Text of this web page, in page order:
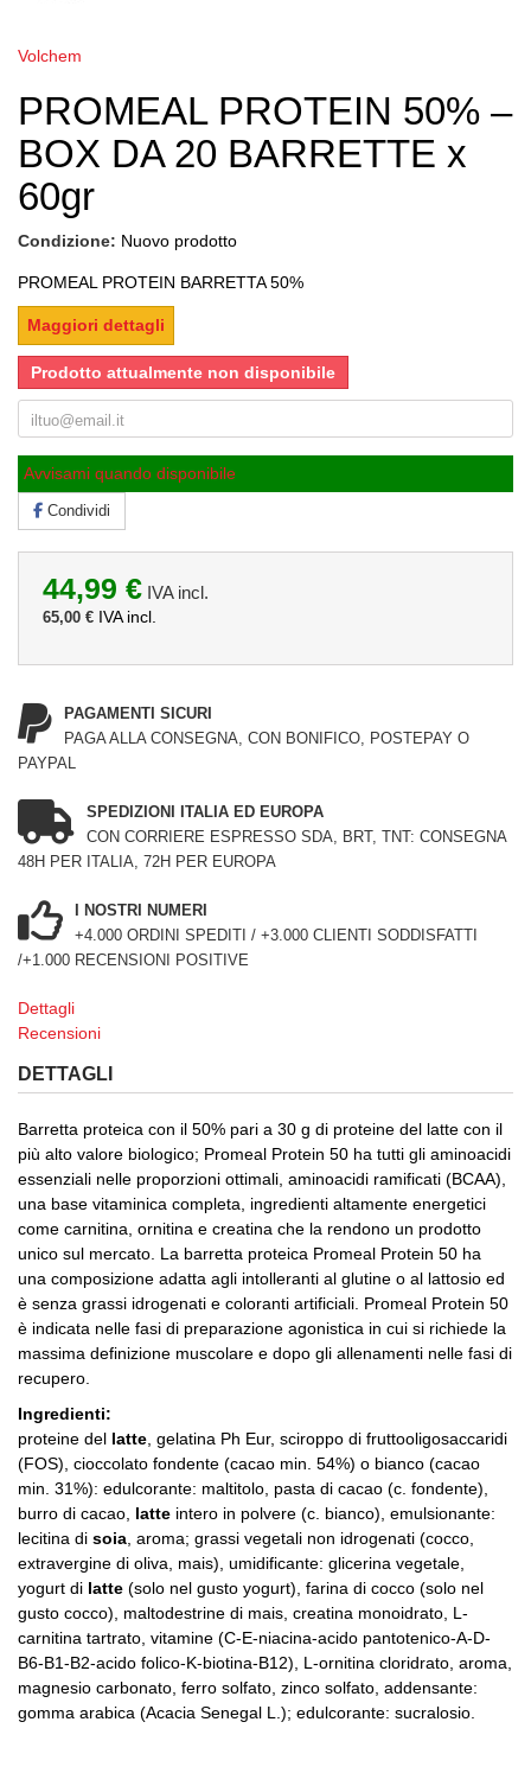
Volchem
PROMEAL PROTEIN 50% –
BOX DA 20 BARRETTE x
60gr
Condizione: Nuovo prodotto
PROMEAL PROTEIN BARRETTA 50%
Maggiori dettagli
Prodotto attualmente non disponibile
Avvisami quando disponibile
Condividi
44,99 € IVA incl.
65,00 € IVA incl.
PAGAMENTI SICURI
PAGA ALLA CONSEGNA, CON BONIFICO, POSTEPAY O
PAYPAL
SPEDIZIONI ITALIA ED EUROPA
CON CORRIERE ESPRESSO SDA, BRT, TNT: CONSEGNA
48H PER ITALIA, 72H PER EUROPA
I NOSTRI NUMERI
+4.000 ORDINI SPEDITI / +3.000 CLIENTI SODDISFATTI
/+1.000 RECENSIONI POSITIVE
Dettagli
Recensioni
DETTAGLI
Barretta proteica con il 50% pari a 30 g di proteine del latte con il
più alto valore biologico; Promeal Protein 50 ha tutti gli aminoacidi
essenziali nelle proporzioni ottimali, aminoacidi ramificati (BCAA),
una base vitaminica completa, ingredienti altamente energetici
come carnitina, ornitina e creatina che la rendono un prodotto
unico sul mercato. La barretta proteica Promeal Protein 50 ha
una composizione adatta agli intolleranti al glutine o al lattosio ed
è senza grassi idrogenati e coloranti artificiali. Promeal Protein 50
è indicata nelle fasi di preparazione agonistica in cui si richiede la
massima definizione muscolare e dopo gli allenamenti nelle fasi di
recupero.
Ingredienti:
proteine del latte, gelatina Ph Eur, sciroppo di fruttooligosaccaridi
(FOS), cioccolato fondente (cacao min. 54%) o bianco (cacao
min. 31%): edulcorante: maltitolo, pasta di cacao (c. fondente),
burro di cacao, latte intero in polvere (c. bianco), emulsionante:
lecitina di soia, aroma; grassi vegetali non idrogenati (cocco,
extravergine di oliva, mais), umidificante: glicerina vegetale,
yogurt di latte (solo nel gusto yogurt), farina di cocco (solo nel
gusto cocco), maltodestrine di mais, creatina monoidrato, L-
carnitina tartrato, vitamine (C-E-niacina-acido pantotenico-A-D-
B6-B1-B2-acido folico-K-biotina-B12), L-ornitina cloridrato, aroma,
magnesio carbonato, ferro solfato, zinco solfato, addensante:
gomma arabica (Acacia Senegal L.); edulcorante: sucralosio.